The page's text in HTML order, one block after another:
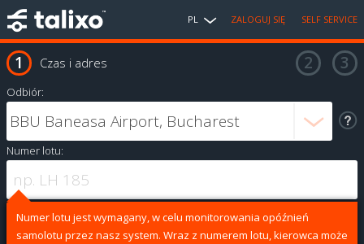
PL ZALOGUJ SIĘ SELF SERVICE
Czas i adres
Odbiór:
Numer lotu:
Numer lotu jest wymagany, w celu monitorowania opóźnień
samolotu przez nasz system. Wraz z numerem lotu, kierowca może